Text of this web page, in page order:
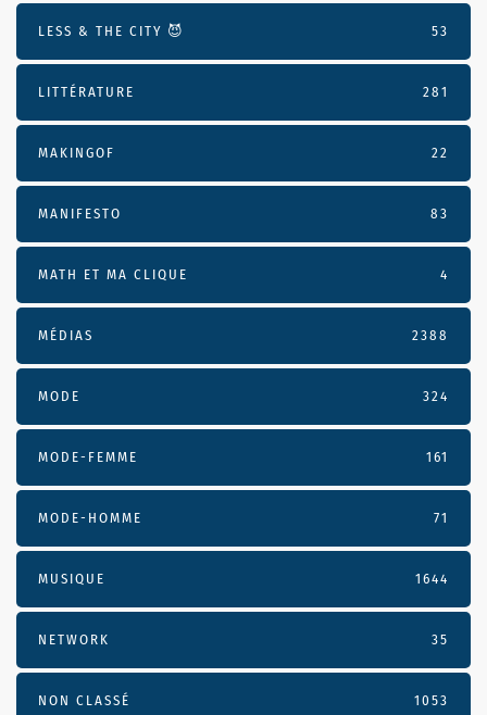
LESS & THE CITY 😈 53
LITTÉRATURE 281
MAKINGOF 22
MANIFESTO 83
MATH ET MA CLIQUE 4
MÉDIAS 2388
MODE 324
MODE-FEMME 161
MODE-HOMME 71
MUSIQUE 1644
NETWORK 35
NON CLASSÉ 1053